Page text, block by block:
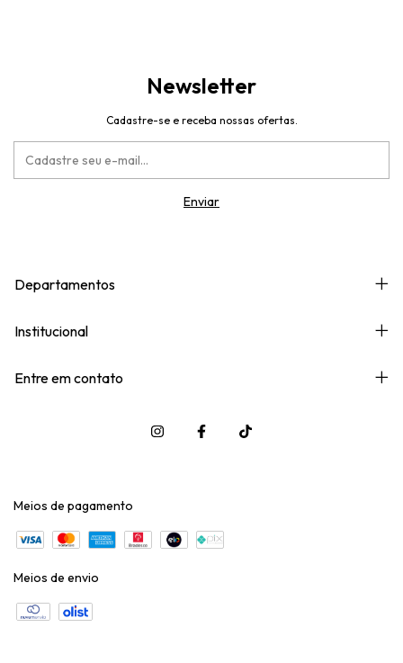
Newsletter
Cadastre-se e receba nossas ofertas.
Departamentos
Institucional
Entre em contato
Meios de pagamento
Meios de envio